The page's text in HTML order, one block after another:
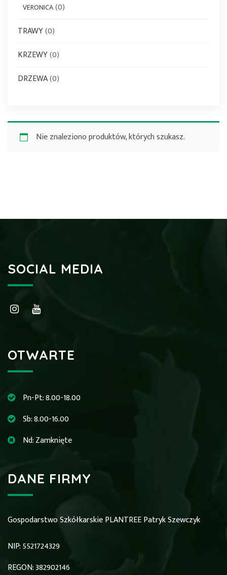
VERONICA(0)
TRAWY(0)
KRZEWY(0)
DRZEWA(0)
Nie znaleziono produktów, których szukasz.
SOCIAL MEDIA
OTWARTE
Pn-Pt: 8.00-18.00
Sb: 8.00-16.00
Nd: Zamknięte
DANE FIRMY
Gospodarstwo Szkółkarskie PLANTREE Patryk Szewczyk
NIP: 5521724329
REGON: 382902146